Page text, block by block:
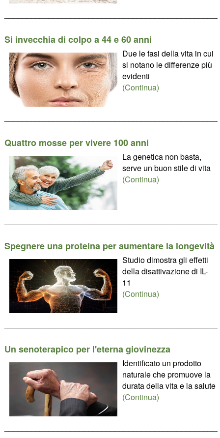
Si invecchia di colpo a 44 e 60 anni
Due le fasi della vita in cui
si notano le differenze più
evidenti
(Continua)
Quattro mosse per vivere 100 anni
La genetica non basta,
serve un buon stile di vita
(Continua)
Spegnere una proteina per aumentare la longevità
Studio dimostra gli effetti
della disattivazione di IL-
11
(Continua)
Un senoterapico per l'eterna giovinezza
Identificato un prodotto
naturale che promuove la
durata della vita e la salute
(Continua)